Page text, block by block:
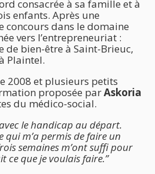
consacrée à sa famille et à
enfants. Après une
concours dans le domaine
vers l’entrepreneuriat :
de bien-être à Saint-Brieuc,
Plaintel.
2008 et plusieurs petits
proposée parAskoria
du médico-social.
le handicap au départ.
qui m’a permis de faire un
semaines m’ont suffi pour
ce que je voulais faire.”